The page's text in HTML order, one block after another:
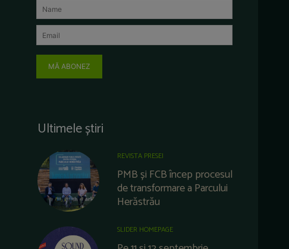
MĂ ABONEZ
Ultimele știri
REVISTA PRESEI
PMB și FCB încep procesul
de transformare a Parcului
Herăstrău
SLIDER HOMEPAGE